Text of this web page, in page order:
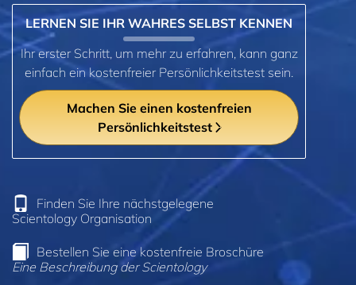
LERNEN SIE IHR WAHRES SELBST KENNEN
Ihr erster Schritt, um mehr zu erfahren, kann ganz
einfach ein kostenfreier Persönlichkeitstest sein.
Machen Sie einen kostenfreien
Persönlichkeitstest
Finden Sie Ihre nächstgelegene
Scientology Organisation
Bestellen Sie eine kostenfreie Broschüre
Eine Beschreibung der Scientology